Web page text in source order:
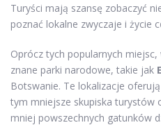
Turyści mają szansę zobaczyć
poznać lokalne zwyczaje i życie
Oprócz tych popularnych
znane parki narodowe, takie jak
Botswanie. Te lokalizacje
tym mniejsze skupiska turystów
mniej powszechnych gatunków